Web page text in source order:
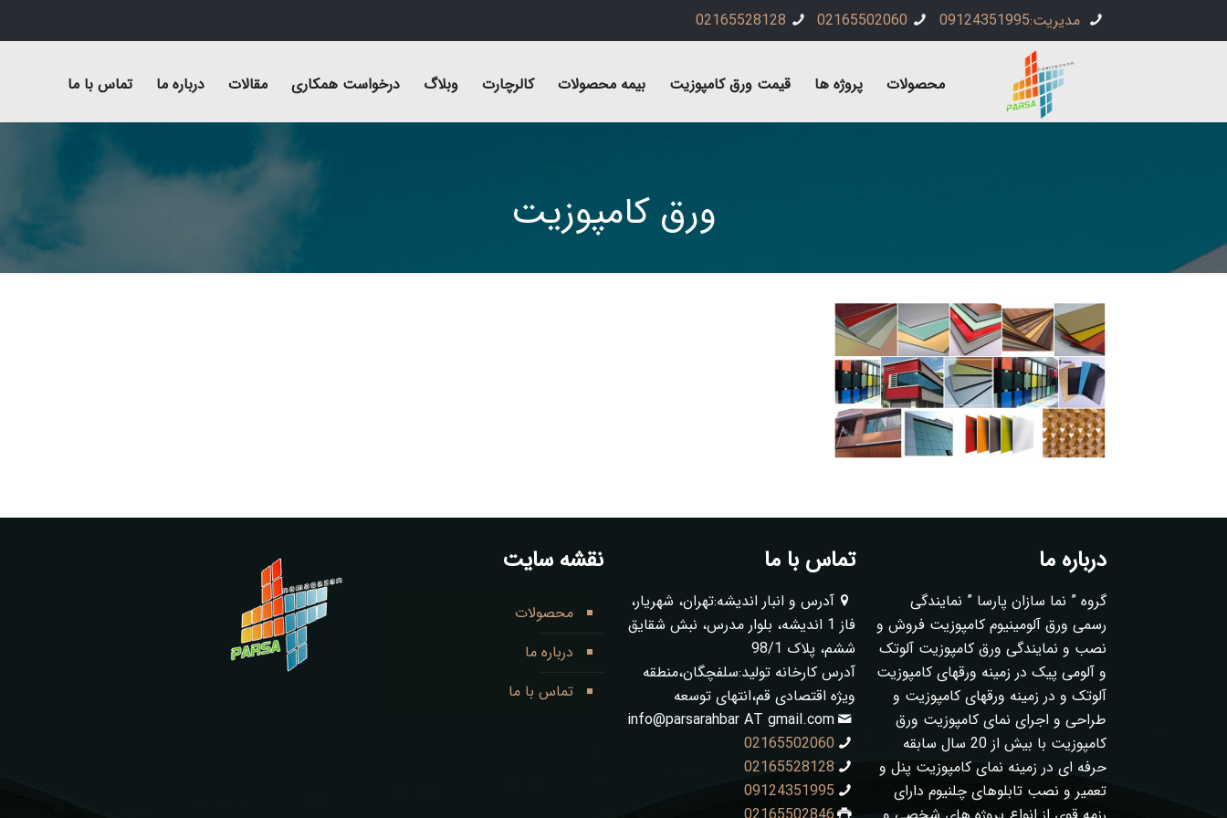
مدیریت:09124351995 02165502060
02165528128
محصولات پروژه ها قیمت ورق کامپوزیت بیمه محصولات کالرچارت وبلاگ درخواست همکاری مقالات درباره ما تماس با ما
ورق کامپوزیت
درباره ما
گروه ” نما سازان پارسا ” نمایندگی
رسمی ورق آلومینیوم کامپوزیت فروش و
نصب و نمایندگی ورق کامپوزیت آلوتک
و آلومی پیک در زمینه ورقهای کامپوزیت
آلوتک و در زمینه ورقهای کامپوزیت و
طراحی و اجرای نمای کامپوزیت ورق
کامپوزیت با بیش از 20 سال سابقه
حرفه ای در زمینه نمای کامپوزیت پنل و
تعمیر و نصب تابلوهای چلنیوم دارای
تماس با ما
آدرس و انبار اندیشه:تهران، شهریار،
فاز 1 اندیشه، بلوار مدرس، نبش شقایق
ششم، پلاک 98/1
آدرس کارخانه تولید:سلفچگان،منطقه
ویژه اقتصادی قم،انتهای توسعه
info@parsarahbar AT gmail.com
02165502060
02165528128
09124351995
نقشه سایت
محصولات
درباره ما
تماس با ما